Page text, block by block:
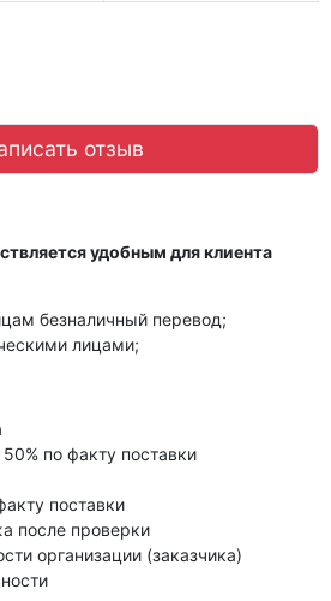
отзыв
удобным для клиента
безналичный перевод;
лицами;
по факту поставки
поставки
после проверки
организации (заказчика)